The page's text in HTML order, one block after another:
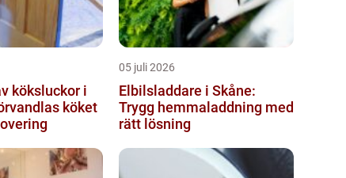
köksluckor i
05 juli 2026
Elbilsladdare i Skåne:
Trygg hemmaladdning med
rätt lösning